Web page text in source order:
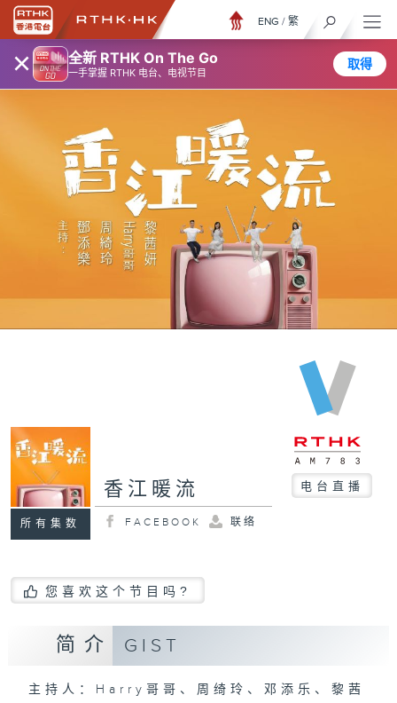
× 全新 RTHK On The Go
一手掌握 RTHK 电台、电视节目
取得
ENG / 繁
所有集数
香江暖流 电台直播
FACEBOOK 联络
您喜欢这个节目吗?
简介 GIST
主持人：Harry哥哥、周绮玲、邓添乐、黎茜